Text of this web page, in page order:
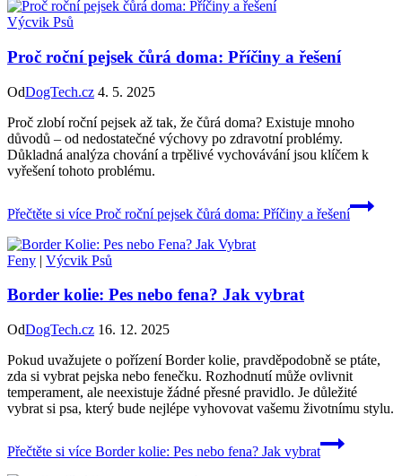
Výcvik Psů
Proč roční pejsek čůrá doma: Příčiny a řešení
OdDogTech.cz 4. 5. 2025
Proč zlobí roční pejsek až tak, že čůrá doma? Existuje mnoho
důvodů – od nedostatečné výchovy po zdravotní problémy.
Důkladná analýza chování a trpělivé vychovávání jsou klíčem k
vyřešení tohoto problému.
Přečtěte si více Proč roční pejsek čůrá doma: Příčiny a řešení
Feny | Výcvik Psů
Border kolie: Pes nebo fena? Jak vybrat
OdDogTech.cz 16. 12. 2025
Pokud uvažujete o pořízení Border kolie, pravděpodobně se ptáte,
zda si vybrat pejska nebo fenečku. Rozhodnutí může ovlivnit
temperament, ale neexistuje žádné přesné pravidlo. Je důležité
vybrat si psa, který bude nejlépe vyhovovat vašemu životnímu stylu.
Přečtěte si více Border kolie: Pes nebo fena? Jak vybrat